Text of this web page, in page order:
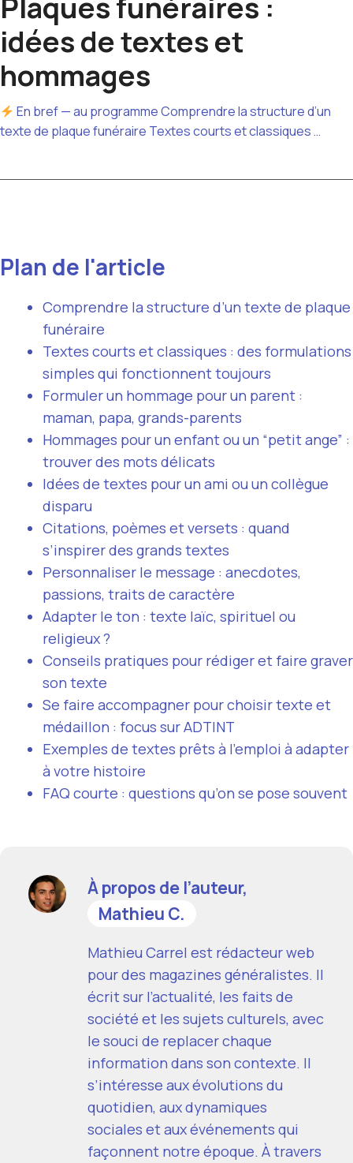
idées de textes et
hommages
En bref — au programme Comprendre la structure d’un
texte de plaque funéraire Textes courts et classiques …
Plan de l'article
Comprendre la structure d’un texte de plaque
funéraire
Textes courts et classiques : des formulations
simples qui fonctionnent toujours
Formuler un hommage pour un parent :
maman, papa, grands-parents
Hommages pour un enfant ou un “petit ange” :
trouver des mots délicats
Idées de textes pour un ami ou un collègue
disparu
Citations, poèmes et versets : quand
s’inspirer des grands textes
Personnaliser le message : anecdotes,
passions, traits de caractère
Adapter le ton : texte laïc, spirituel ou
religieux ?
Conseils pratiques pour rédiger et faire graver
son texte
Se faire accompagner pour choisir texte et
médaillon : focus sur ADTINT
Exemples de textes prêts à l’emploi à adapter
à votre histoire
FAQ courte : questions qu’on se pose souvent
À propos de l’auteur,
Mathieu C.
Mathieu Carrel est rédacteur web
pour des magazines généralistes. Il
écrit sur l’actualité, les faits de
société et les sujets culturels, avec
le souci de replacer chaque
information dans son contexte. Il
s’intéresse aux évolutions du
quotidien, aux dynamiques
sociales et aux événements qui
façonnent notre époque. À travers